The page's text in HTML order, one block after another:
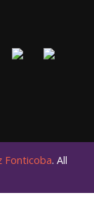
Fonticoba. All